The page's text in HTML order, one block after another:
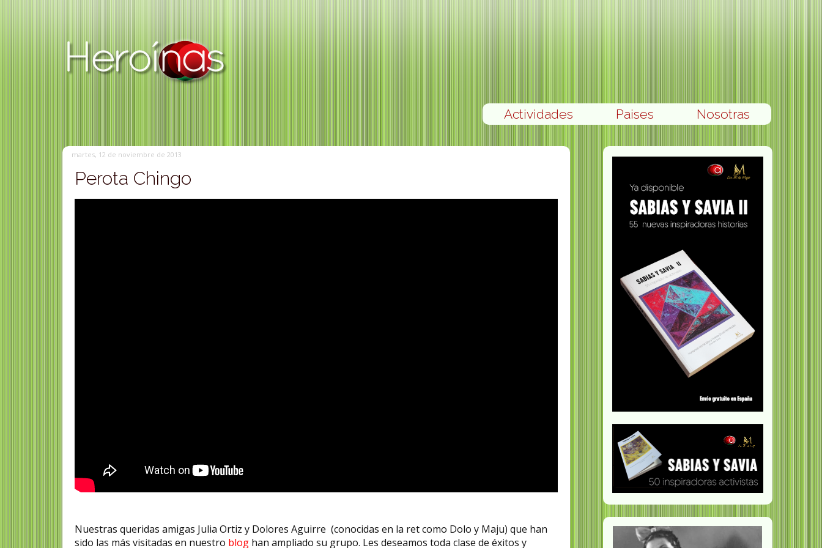
Nosotras
Paises
Actividades
martes, 12 de noviembre de 2013
Perota Chingo
Nuestras queridas amigas Julia Ortiz y Dolores Aguirre (conocidas en la ret como Dolo y Maju) que han
sido las más visitadas en nuestro blog han ampliado su grupo. Les deseamos toda clase de éxitos y